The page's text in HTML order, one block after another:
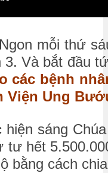
mỗi thứ
Và bắt đầu
các bệnh
Viện Ung
sáng
hết
bằng cách